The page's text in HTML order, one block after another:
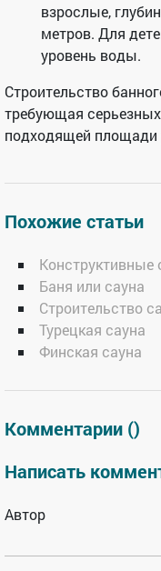
взрослые,
метров. Для
уровень воды.
Строительство
требующая
подходящей площади
Похожие статьи
Конструктивные
Баня или сауна
Строительство
Турецкая сауна
Финская сауна
Комментарии ()
Написать
Автор